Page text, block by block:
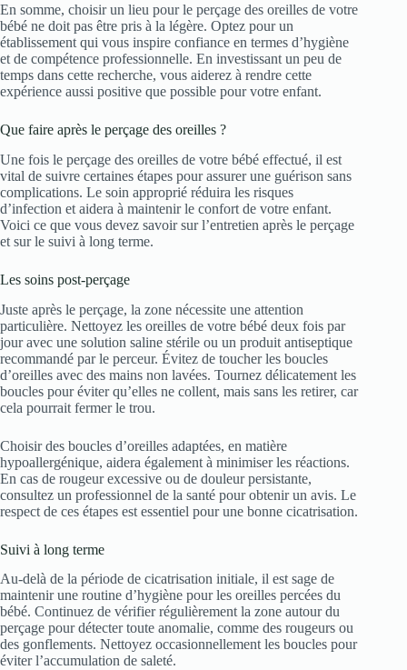
En somme, choisir un lieu pour le perçage des oreilles de votre
bébé ne doit pas être pris à la légère. Optez pour un
établissement qui vous inspire confiance en termes d’hygiène
et de compétence professionnelle. En investissant un peu de
temps dans cette recherche, vous aiderez à rendre cette
expérience aussi positive que possible pour votre enfant.
Que faire après le perçage des oreilles ?
Une fois le perçage des oreilles de votre bébé effectué, il est
vital de suivre certaines étapes pour assurer une guérison sans
complications. Le soin approprié réduira les risques
d’infection et aidera à maintenir le confort de votre enfant.
Voici ce que vous devez savoir sur l’entretien après le perçage
et sur le suivi à long terme.
Les soins post-perçage
Juste après le perçage, la zone nécessite une attention
particulière. Nettoyez les oreilles de votre bébé deux fois par
jour avec une solution saline stérile ou un produit antiseptique
recommandé par le perceur. Évitez de toucher les boucles
d’oreilles avec des mains non lavées. Tournez délicatement les
boucles pour éviter qu’elles ne collent, mais sans les retirer, car
cela pourrait fermer le trou.
Choisir des boucles d’oreilles adaptées, en matière
hypoallergénique, aidera également à minimiser les réactions.
En cas de rougeur excessive ou de douleur persistante,
consultez un professionnel de la santé pour obtenir un avis. Le
respect de ces étapes est essentiel pour une bonne cicatrisation.
Suivi à long terme
Au-delà de la période de cicatrisation initiale, il est sage de
maintenir une routine d’hygiène pour les oreilles percées du
bébé. Continuez de vérifier régulièrement la zone autour du
perçage pour détecter toute anomalie, comme des rougeurs ou
des gonflements. Nettoyez occasionnellement les boucles pour
éviter l’accumulation de saleté.